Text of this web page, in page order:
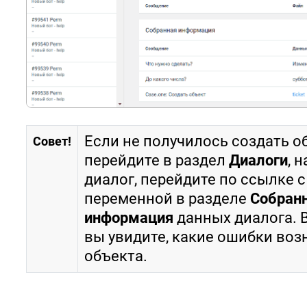
Совет!
Если не получилось создать
перейдите в раздел Диалоги,
диалог, перейдите по ссылке
переменной в разделе
информация данных диалога.
вы увидите, какие ошибки
объекта.